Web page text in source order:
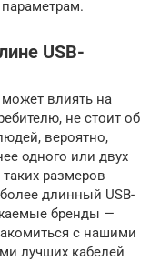
USB-
может влиять на
не стоит об
вероятно,
одного или двух
размеров
длинный USB-
бренды —
с нашими
лучших кабелей